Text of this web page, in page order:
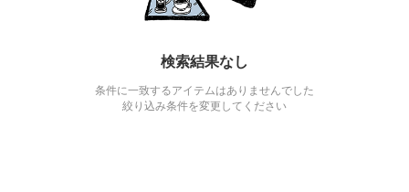
検索結果なし
条件に一致するアイテムはありませんでした
絞り込み条件を変更してください